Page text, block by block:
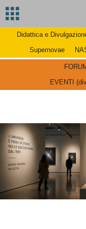
Didattica e
Supernovae
EVENTI